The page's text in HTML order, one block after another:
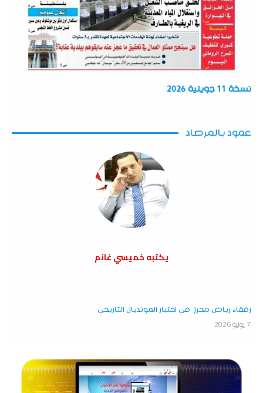
نسخة 11 جويلية 2026
عمود بالمرصاد
يكتبه خميسي غانم
رفقاء رياض محرز في اختبار المونديال التاريخي
7 يونيو 2026